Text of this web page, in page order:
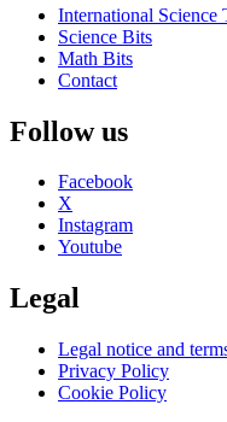
International Science
Science Bits
Math Bits
Contact
Follow us
Facebook
X
Instagram
Youtube
Legal
Legal notice and
Privacy Policy
Cookie Policy